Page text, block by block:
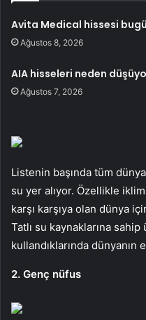
Avita Medical hissesi
Ağustos 8, 2026
AIA hisseleri neden
Ağustos 7, 2026
Listenin başında tüm
su yer alıyor. Özellikle
karşı karşıya olan dünya
Tatlı su kaynaklarına
kullandıklarında
2. Genç nüfus